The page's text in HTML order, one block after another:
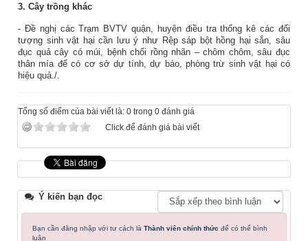
3. Cây trồng khác
- Đề nghị các Trạm BVTV quận, huyện điều tra thống kê các đối
tượng sinh vật hại cần lưu ý như Rệp sáp bột hồng hại sắn, sâu
đục quả cây có múi, bệnh chổi rồng nhãn – chôm chôm, sâu đục
thân mía để có cơ sở dự tính, dự báo, phòng trừ sinh vật hại có
hiệu quả./.
Tổng số điểm của bài viết là: 0 trong 0 đánh giá
Click để đánh giá bài viết
Ý kiến bạn đọc
Bạn cần đăng nhập với tư cách là Thành viên chính thức để có thể bình
luận